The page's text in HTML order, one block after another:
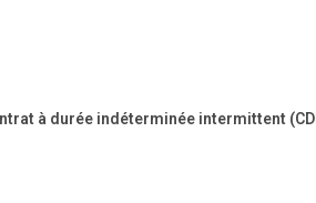
à durée indéterminée intermittent